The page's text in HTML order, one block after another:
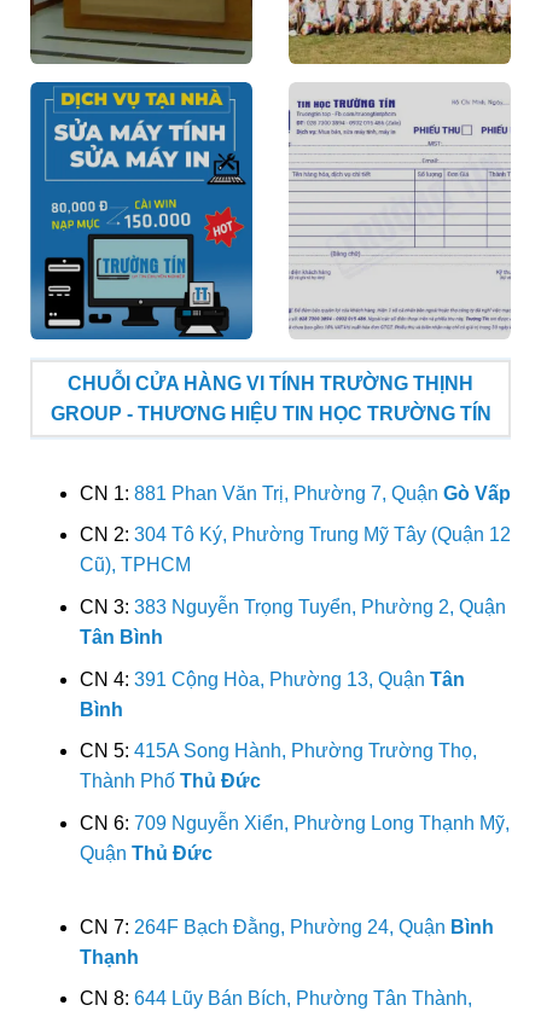
CHUỖI CỬA HÀNG VI TÍNH TRƯỜNG THỊNH
GROUP - THƯƠNG HIỆU TIN HỌC TRƯỜNG TÍN
CN 1: 881 Phan Văn Trị, Phường 7, Quận Gò Vấp
CN 2: 304 Tô Ký, Phường Trung Mỹ Tây (Quận 12
Cũ), TPHCM
CN 3: 383 Nguyễn Trọng Tuyển, Phường 2, Quận
Tân Bình
CN 4: 391 Cộng Hòa, Phường 13, Quận Tân
Bình
CN 5: 415A Song Hành, Phường Trường Thọ,
Thành Phố Thủ Đức
CN 6: 709 Nguyễn Xiển, Phường Long Thạnh Mỹ,
Quận Thủ Đức
CN 7: 264F Bạch Đằng, Phường 24, Quận Bình
Thạnh
CN 8: 644 Lũy Bán Bích, Phường Tân Thành,